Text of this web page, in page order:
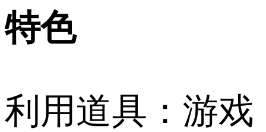
特色
利用道具：游戏